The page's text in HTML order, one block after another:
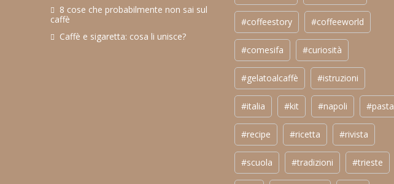
8 cose che probabilmente non sai sul
caffè
Caffè e sigaretta: cosa li unisce?
#coffeestory #coffeeworld
#comesifa #curiosità
#gelatoalcaffè #istruzioni
#italia #kit #napoli #pasta
#recipe #ricetta #rivista
#scuola #tradizioni #trieste